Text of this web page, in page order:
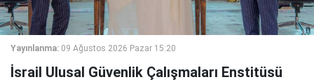
Yayınlanma: 09 Ağustos 2026 Pazar 15:20
İsrail Ulusal Güvenlik Çalışmaları Enstitüsü